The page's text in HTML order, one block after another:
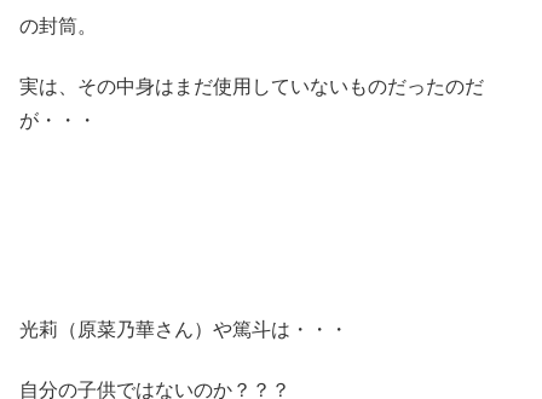
の封筒。
実は、その中身はまだ使用していないものだったのだ
が・・・
光莉（原菜乃華さん）や篤斗は・・・
自分の子供ではないのか？？？